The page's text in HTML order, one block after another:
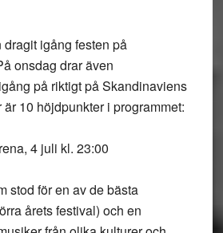
igång festen på
onsdag drar även
på riktigt på Skandinaviens
10 höjdpunkter i programmet:
4 juli kl. 23:00
stod för en av de bästa
årets festival) och en